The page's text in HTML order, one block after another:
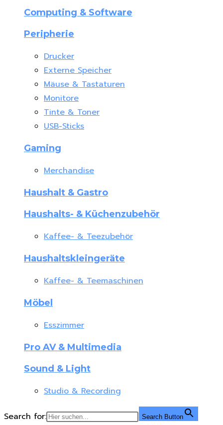
Computing & Software
Peripherie
Drucker
Externe Speicher
Mäuse & Tastaturen
Monitore
Tinte & Toner
USB-Sticks
Gaming
Merchandise
Haushalt & Gastro
Haushalts- & Küchenzubehör
Kaffee- & Teezubehör
Haushaltskleingeräte
Kaffee- & Teemaschinen
Möbel
Esszimmer
Pro AV & Multimedia
Sound & Light
Studio & Recording
Search for: Search Button